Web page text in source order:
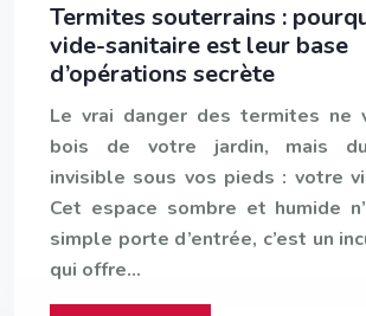
Termites souterrains :
vide-sanitaire est leur base
d’opérations secrète
Le vrai danger des termites ne
bois de votre jardin, mais
invisible sous vos pieds : votre
Cet espace sombre et humide
simple porte d’entrée, c’est un
qui offre…